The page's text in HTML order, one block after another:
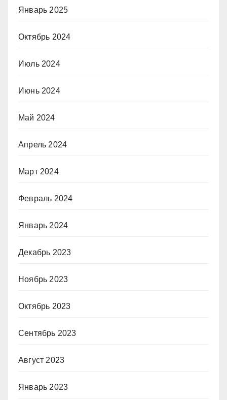
Январь 2025
Октябрь 2024
Июль 2024
Июнь 2024
Май 2024
Апрель 2024
Март 2024
Февраль 2024
Январь 2024
Декабрь 2023
Ноябрь 2023
Октябрь 2023
Сентябрь 2023
Август 2023
Январь 2023